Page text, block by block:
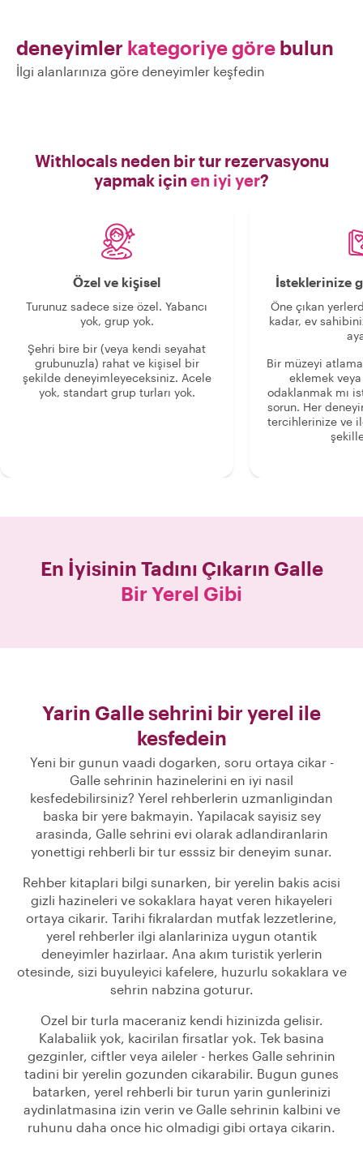
deneyimler kategoriye göre bulun
İlgi alanlarınıza göre deneyimler keşfedin
Withlocals neden bir tur rezervasyonu
yapmak için en iyi yer?
Özel ve kişisel
Turunuz sadece size özel. Yabancı
yok, grup yok.
Şehri bire bir (veya kendi seyahat
grubunuzla) rahat ve kişisel bir
şekilde deneyimleyeceksiniz. Acele
yok, standart grup turları yok.
İsteklerinize
Öne çıkan
kadar, ev
Bir müzeyi
eklemek
odaklanmak mı
sorun. Her
tercihlerinize ve
En İyisinin Tadını Çıkarın Galle
Bir Yerel Gibi
Yarin Galle sehrini bir yerel ile
kesfedein
Yeni bir gunun vaadi dogarken, soru ortaya cikar -
Galle sehrinin hazinelerini en iyi nasil
kesfedebilirsiniz? Yerel rehberlerin uzmanligindan
baska bir yere bakmayin. Yapilacak sayisiz sey
arasinda, Galle sehrini evi olarak adlandiranlarin
yonettigi rehberli bir tur esssiz bir deneyim sunar.
Rehber kitaplari bilgi sunarken, bir yerelin bakis acisi
gizli hazineleri ve sokaklara hayat veren hikayeleri
ortaya cikarir. Tarihi fikralardan mutfak lezzetlerine,
yerel rehberler ilgi alanlariniza uygun otantik
deneyimler hazirlaar. Ana akım turistik yerlerin
otesinde, sizi buyuleyici kafelere, huzurlu sokaklara ve
sehrin nabzina goturur.
Ozel bir turla maceraniz kendi hizinizda gelisir.
Kalabaliik yok, kacirilan firsatlar yok. Tek basina
gezginler, ciftler veya aileler - herkes Galle sehrinin
tadini bir yerelin gozunden cikarabilir. Bugun gunes
batarken, yerel rehberli bir turun yarin gunlerinizi
aydinlatmasina izin verin ve Galle sehrinin kalbini ve
ruhunu daha once hic olmadigi gibi ortaya cikarin.